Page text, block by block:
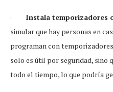
· Instala temporizadores
simular que hay personas en
programan con
solo es útil por seguridad, sino
todo el tiempo, lo que podría